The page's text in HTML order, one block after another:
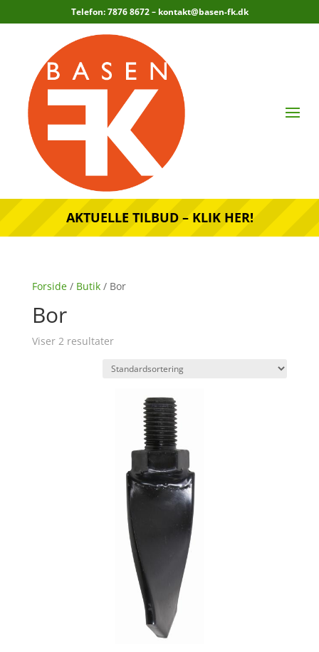
Telefon: 7876 8672 – kontakt@basen-fk.dk
AKTUELLE TILBUD – KLIK HER!
Forside/ Butik/ Bor
Bor
Viser 2 resultater